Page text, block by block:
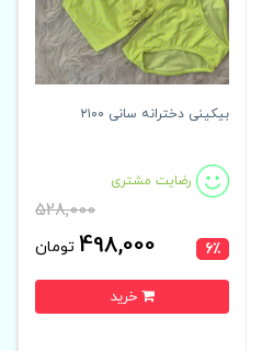
6٪
بیکینی دخترانه سانی ۲۱۰۰
رضایت مشتری
528,000
498,000 تومان